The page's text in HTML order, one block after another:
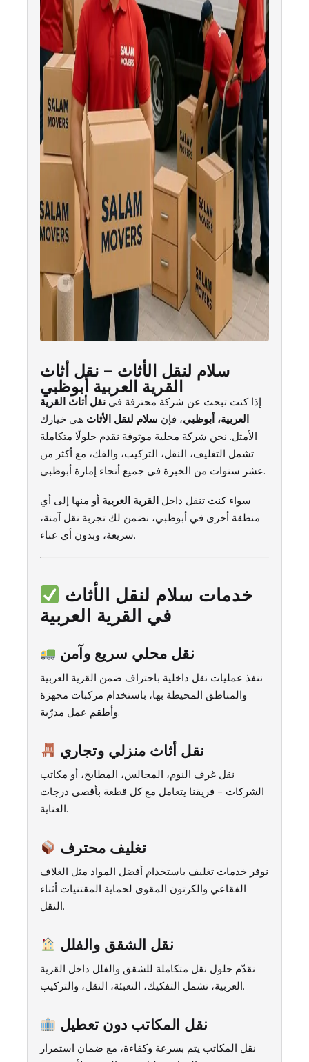
سلام لنقل الأثاث – نقل أثاث
القرية العربية أبوظبي
إذا كنت تبحث عن شركة محترفة فينقل أثاث القرية
العربية، أبوظبي، فإن سلام لنقل الأثاث هي خيارك
الأمثل. نحن شركة محلية موثوقة نقدم حلولًا متكاملة
تشمل التغليف، النقل، التركيب، والفك، مع أكثر من
عشر سنوات من الخبرة في جميع أنحاء إمارة أبوظبي.
سواء كنت تنقل داخل القرية العربية أو منها إلى أي
منطقة أخرى في أبوظبي، نضمن لك تجربة نقل آمنة،
سريعة، وبدون أي عناء.
في القرية العربية
نقل محلي سريع وآمن
ننفذ عمليات نقل داخلية باحتراف ضمن القرية العربية
والمناطق المحيطة بها، باستخدام مركبات مجهزة
وأطقم عمل مدرّبة.
نقل أثاث منزلي وتجاري
نقل غرف النوم، المجالس، المطابخ، أو مكاتب
الشركات – فريقنا يتعامل مع كل قطعة بأقصى درجات
العناية.
تغليف محترف
نوفر خدمات تغليف باستخدام أفضل المواد مثل الغلاف
الفقاعي والكرتون المقوى لحماية المقتنيات أثناء
النقل.
نقل الشقق والفلل
نقدّم حلول نقل متكاملة للشقق والفلل داخل القرية
العربية، تشمل التفكيك، التعبئة، النقل، والتركيب.
نقل المكاتب دون تعطيل
نقل المكاتب يتم بسرعة وكفاءة، مع ضمان استمرار